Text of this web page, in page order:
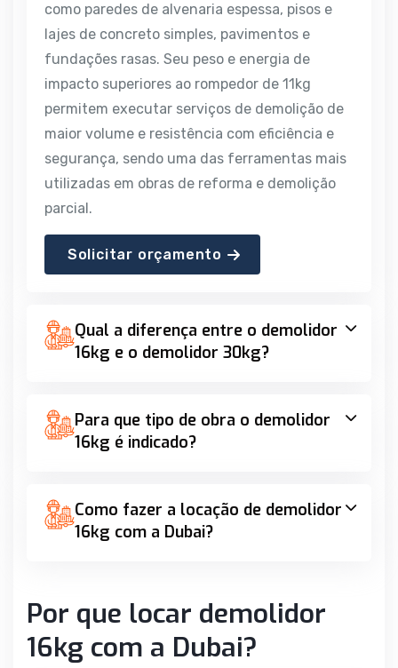
como paredes de alvenaria espessa, pisos e
lajes de concreto simples, pavimentos e
fundações rasas. Seu peso e energia de
impacto superiores ao rompedor de 11kg
permitem executar serviços de demolição de
maior volume e resistência com eficiência e
segurança, sendo uma das ferramentas mais
utilizadas em obras de reforma e demolição
parcial.
Solicitar orçamento
Qual a diferença entre o demolidor
16kg e o demolidor 30kg?
Para que tipo de obra o demolidor
16kg é indicado?
Como fazer a locação de demolidor
16kg com a Dubai?
Por que locar demolidor
16kg com a Dubai?